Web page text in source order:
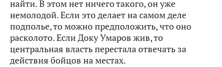
найти. В этом нет ничего такого, он уже
немолодой. Если это делает на самом деле
подполье, то можно предположить, что оно
расколото. Если Доку Умаров жив, то
центральная власть перестала отвечать за
действия бойцов на местах.